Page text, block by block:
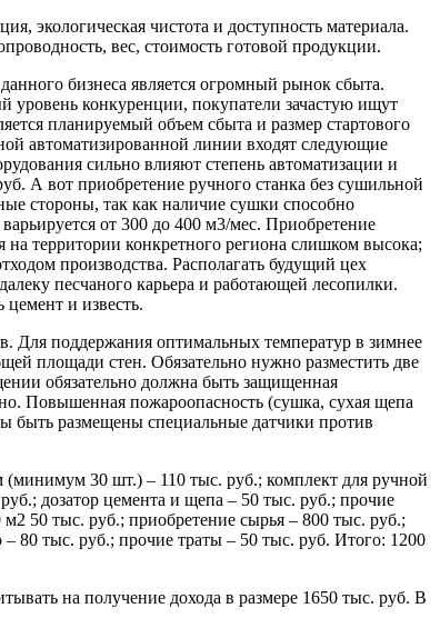
экологическая чистота и доступность материала.
вес, стоимость готовой продукции.
бизнеса является огромный рынок сбыта.
уровень конкуренции, покупатели зачастую ищут
планируемый объем сбыта и размер стартового
автоматизированной линии входят следующие
сильно влияют степень автоматизации и
А вот приобретение ручного станка без сушильной
стороны, так как наличие сушки способно
от 300 до 400 м3/мес. Приобретение
территории конкретного региона слишком высока;
производства. Располагать будущий цех
песчаного карьера и работающей лесопилки.
цемент и известь.
Для поддержания оптимальных температур в зимнее
площади стен. Обязательно нужно разместить две
обязательно должна быть защищенная
Повышенная пожароопасность (сушка, сухая щепа
быть размещены специальные датчики против
30 шт.) – 110 тыс. руб.; комплект для ручной
дозатор цемента и щепа – 50 тыс. руб.; прочие
50 тыс. руб.; приобретение сырья – 800 тыс. руб.;
80 тыс. руб.; прочие траты – 50 тыс. руб. Итого: 1200
на получение дохода в размере 1650 тыс. руб. В